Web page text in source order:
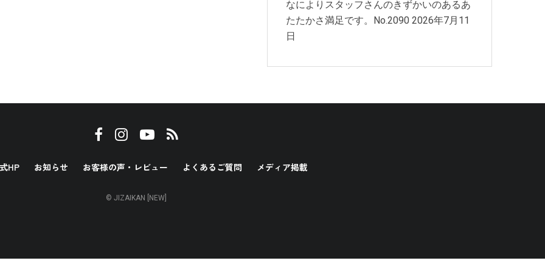
なによりスタッフさんのきずかいのあるあ
たたかさ満足です。No.2090 2026年7月11
日
HP お知らせ お客様の声・レビュー よくあるご質問 メディア掲載
© JIZAIKAN [NEW]